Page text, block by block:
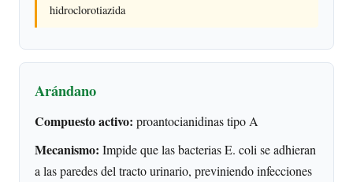
hidroclorotiazida
Arándano
Compuesto activo: proantocianidinas tipo A
Mecanismo: Impide que las bacterias E. coli se adhieran
a las paredes del tracto urinario, previniendo infecciones